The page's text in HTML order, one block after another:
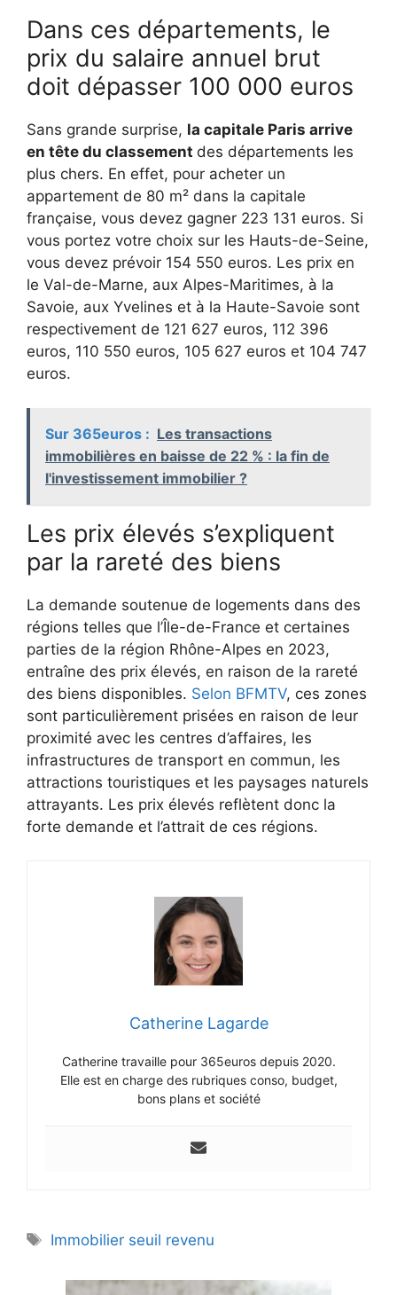
Dans ces départements, le
prix du salaire annuel brut
doit dépasser 100 000 euros
Sans grande surprise, la capitale Paris arrive
en tête du classement des départements les
plus chers. En effet, pour acheter un
appartement de 80 m² dans la capitale
française, vous devez gagner 223 131 euros. Si
vous portez votre choix sur les Hauts-de-Seine,
vous devez prévoir 154 550 euros. Les prix en
le Val-de-Marne, aux Alpes-Maritimes, à la
Savoie, aux Yvelines et à la Haute-Savoie sont
respectivement de 121 627 euros, 112 396
euros, 110 550 euros, 105 627 euros et 104 747
euros.
Sur 365euros : Les transactions
immobilières en baisse de 22 % : la fin de
l'investissement immobilier ?
Les prix élevés s’expliquent
par la rareté des biens
La demande soutenue de logements dans des
régions telles que l’Île-de-France et certaines
parties de la région Rhône-Alpes en 2023,
entraîne des prix élevés, en raison de la rareté
des biens disponibles. Selon BFMTV, ces zones
sont particulièrement prisées en raison de leur
proximité avec les centres d’affaires, les
infrastructures de transport en commun, les
attractions touristiques et les paysages naturels
attrayants. Les prix élevés reflètent donc la
forte demande et l’attrait de ces régions.
Catherine Lagarde
Catherine travaille pour 365euros depuis 2020.
Elle est en charge des rubriques conso, budget,
bons plans et société
Étiquettes
Immobilier seuil revenu